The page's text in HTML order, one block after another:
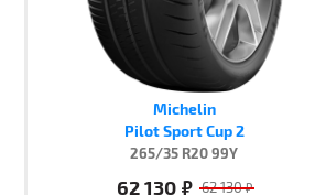
Michelin
Pilot Sport Cup 2
265/35 R20 99Y
62 130 руб. 62 130руб.